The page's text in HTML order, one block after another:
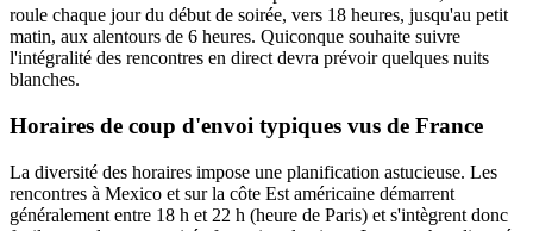
roule chaque jour du début de soirée, vers 18 heures, jusqu'au petit
matin, aux alentours de 6 heures. Quiconque souhaite suivre
l'intégralité des rencontres en direct devra prévoir quelques nuits
blanches.
Horaires de coup d'envoi typiques vus de France
La diversité des horaires impose une planification astucieuse. Les
rencontres à Mexico et sur la côte Est américaine démarrent
généralement entre 18 h et 22 h (heure de Paris) et s'intègrent donc